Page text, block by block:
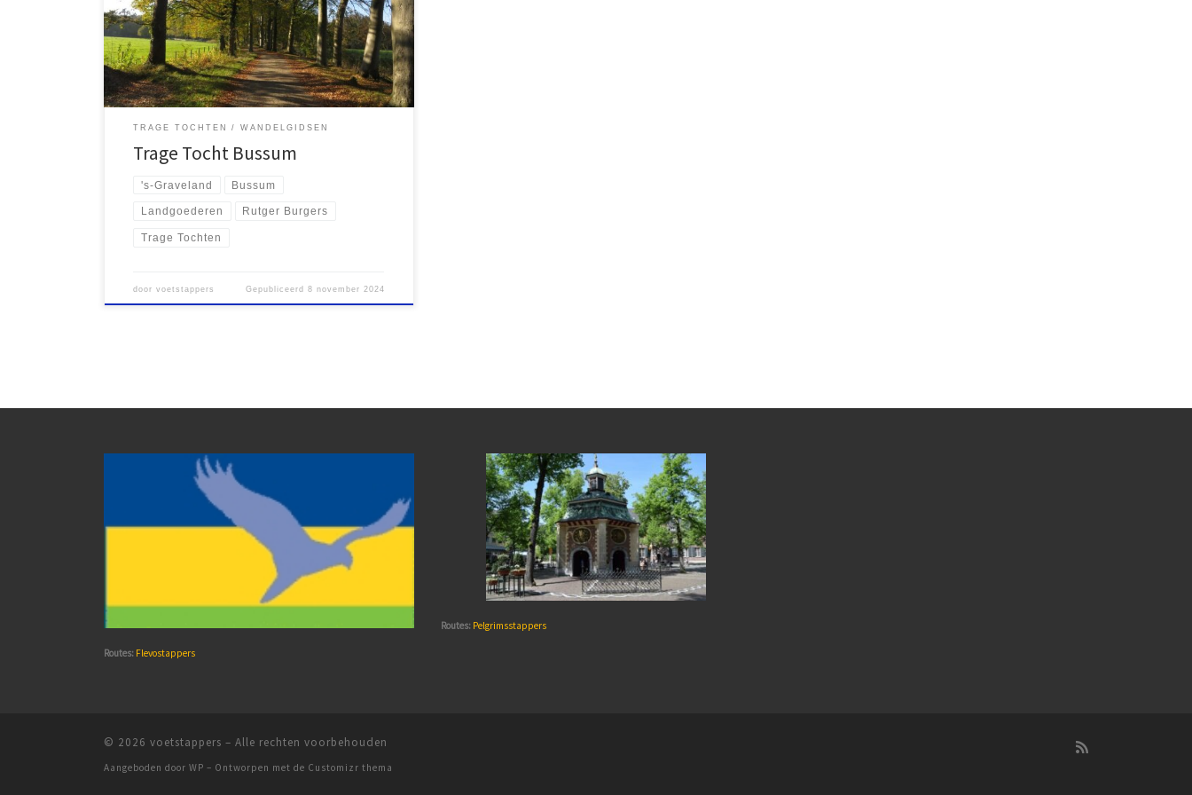
een wandeling van ruim 16 kilometer kunt beginnen.
Deze route is ontworpen door Rutger Burgers en is te
vinden in de […]
TRAGE TOCHTEN WANDELGIDSEN
Trage Tocht Bussum
's-Graveland Bussum
Landgoederen Rutger Burgers
Trage Tochten
doorvoetstappers Gepubliceerd 8 november 2024
Routes: Flevostappers
Routes: Pelgrimsstappers
© 2026 voetstappers – Alle rechten voorbehouden
Aangeboden door WP – Ontworpen met de Customizr thema